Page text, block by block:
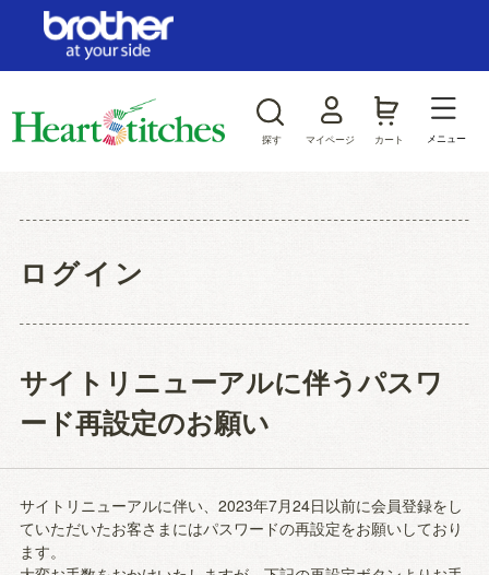
探す マイページ カート メニュー
ログイン
サイトリニューアルに伴うパスワ
ード再設定のお願い
サイトリニューアルに伴い、2023年7月24日以前に会員登録をし
ていただいたお客さまにはパスワードの再設定をお願いしており
ます。
ログイン/新規会員登録